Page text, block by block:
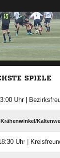
ANZEIGE
SPIELE
Uhr |
Krähenwinkel/​
Uhr |